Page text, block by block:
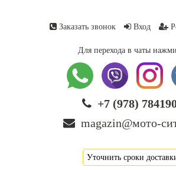
Заказать звонок Вход
Для перехода в чаты
+7 (978)
magazin@мото-
Уточнить сроки